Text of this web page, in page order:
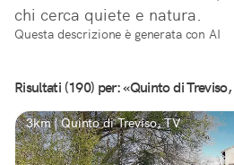
chi cerca quiete e natura.
Questa descrizione è generata con AI
Risultati (190) per: «Quinto di
3km | Quinto di Treviso, TV